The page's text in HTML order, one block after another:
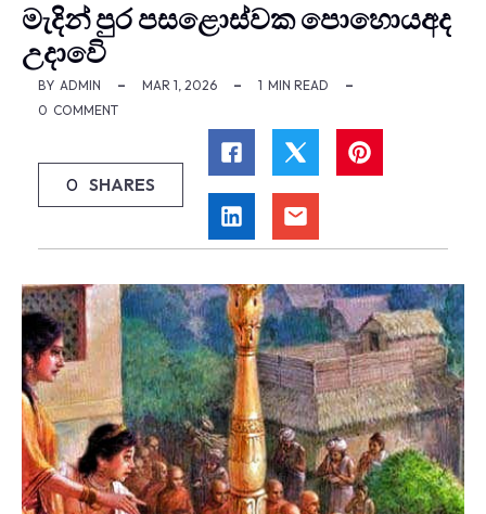
මැදින් පුර පස­ළො­ස්වක පොහොයඅද
උදාවෙි
BY ADMIN MAR 1, 2026 1 MIN READ
0 COMMENT
0 SHARES